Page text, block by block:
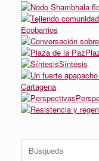
Ecobarrios
Síntesis
Cartagena